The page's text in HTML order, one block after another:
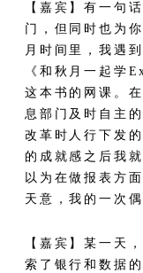
【嘉宾】有一句
门，但同时也为
月时间里，我遇
《和秋月一起学
这本书的网课。
息部门及时自主
改革时人行下发
的成就感之后我
以为在做报表方
天意，我的一次
【嘉宾】某一天
索了银行和数据